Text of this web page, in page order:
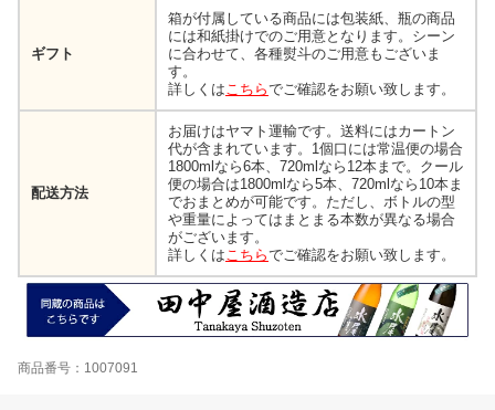
ギフト
箱が付属している商品には包装紙、瓶の商品
には和紙掛けでのご用意となります。シーン
に合わせて、各種熨斗のご用意もございま
す。
詳しくはこちらでご確認をお願い致します。
配送方法
お届けはヤマト運輸です。送料にはカートン
代が含まれています。1個口には常温便の場合
1800mlなら6本、720mlなら12本まで。クール
便の場合は1800mlなら5本、720mlなら10本ま
でおまとめが可能です。ただし、ボトルの型
や重量によってはまとまる本数が異なる場合
がございます。
詳しくはこちらでご確認をお願い致します。
商品番号：1007091